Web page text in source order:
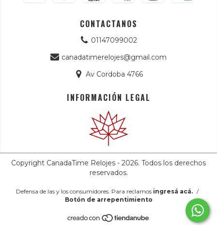
CONTACTANOS
01147099002
canadatimerelojes@gmail.com
Av Cordoba 4766
INFORMACIÓN LEGAL
Copyright CanadaTime Relojes - 2026. Todos los derechos
reservados.
Defensa de las y los consumidores. Para reclamos ingresá acá. /
Botón de arrepentimiento